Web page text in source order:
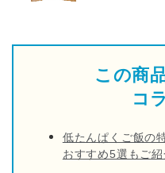
この商
コ
低たんぱくご飯の
おすすめ5選もご紹